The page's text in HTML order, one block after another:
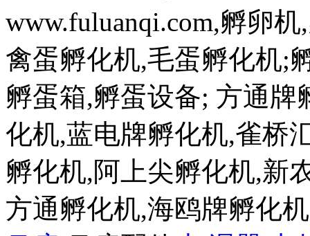
www.fuluanqi.com,孵卵
禽蛋孵化机,毛蛋孵化机;
孵蛋箱,孵蛋设备; 方通
化机,蓝电牌孵化机,雀桥
孵化机,阿上尖孵化机,新
方通孵化机,海鸥牌孵化